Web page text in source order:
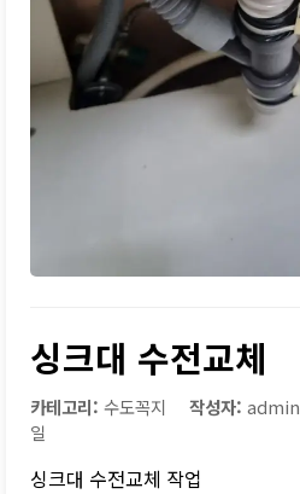
싱크대 수전교체
카테고리: 수도꼭지 작성자: admin
일
싱크대 수전교체 작업